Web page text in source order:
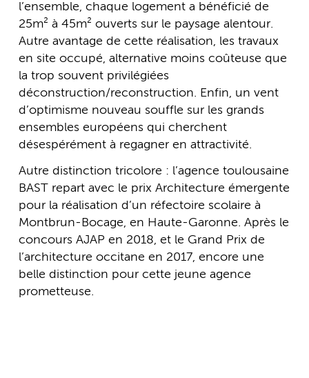
l’ensemble, chaque logement a bénéficié de
25m² à 45m² ouverts sur le paysage alentour.
Autre avantage de cette réalisation, les travaux
en site occupé, alternative moins coûteuse que
la trop souvent privilégiées
déconstruction/reconstruction. Enfin, un vent
d’optimisme nouveau souffle sur les grands
ensembles européens qui cherchent
désespérément à regagner en attractivité.
Autre distinction tricolore : l’agence toulousaine
BAST repart avec le prix Architecture émergente
pour la réalisation d’un réfectoire scolaire à
Montbrun-Bocage, en Haute-Garonne. Après le
concours AJAP en 2018, et le Grand Prix de
l’architecture occitane en 2017, encore une
belle distinction pour cette jeune agence
prometteuse.